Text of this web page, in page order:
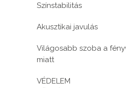
Színstabilitás
Akusztikai javulás
Világosabb szoba a
miatt
VÉDELEM